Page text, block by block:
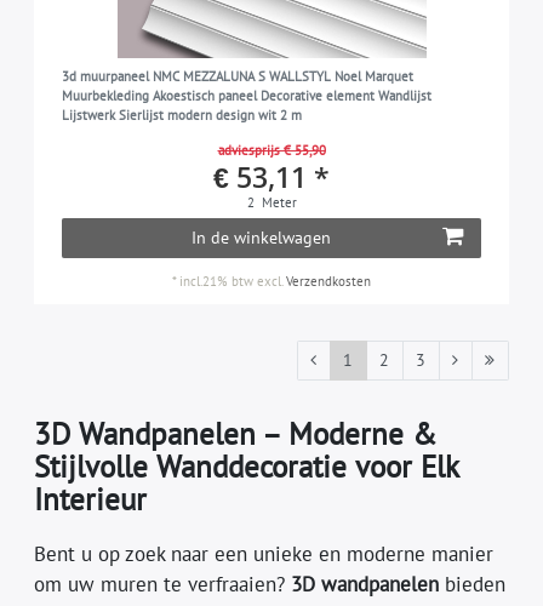
3d muurpaneel NMC MEZZALUNA S WALLSTYL Noel Marquet
Muurbekleding Akoestisch paneel Decorative element Wandlijst
Lijstwerk Sierlijst modern design wit 2 m
adviesprijs € 55,90
€ 53,11 *
2 Meter
In de winkelwagen
* incl.21% btw excl. Verzendkosten
1 2 3
3D Wandpanelen – Moderne &
Stijlvolle Wanddecoratie voor Elk
Interieur
Bent u op zoek naar een unieke en moderne manier
om uw muren te verfraaien? 3D wandpanelen bieden